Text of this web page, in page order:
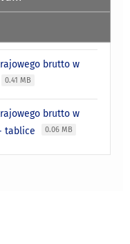
brutto w
0.41 MB
brutto w
tablice
0.06 MB